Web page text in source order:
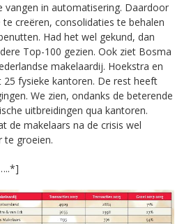
vangen in automatisering. Daardoor
creëren, consolidaties te behalen
Had het wel gekund, dan
Top-100 gezien. Ook ziet Bosma
makelaardij. Hoekstra en
25 fysieke kantoren. De rest heeft
We zien, ondanks de beterende
uitbreidingen qua kantoren.
de makelaars na de crisis wel
te groeien.